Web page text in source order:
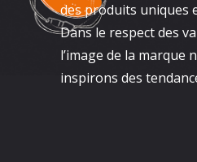
des produits uniques
Dans le respect des
l’image de la marque
inspirons des